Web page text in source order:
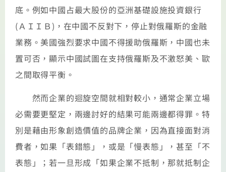
底。例如中國占最大股份的亞洲基礎設施投資銀行
(ＡＩＩＢ)，在中國不反對下，停止對俄羅斯的金融
業務。美國強烈要求中國不得援助俄羅斯，中國也未
置可否，顯示中國試圖在支持俄羅斯及不激怒美、歐
之間取得平衡。
然而企業的迴旋空間就相對較小，通常企業立場
必需要更堅定，兩邊討好的結果可能兩邊都得罪。特
別是藉由形象創造價值的品牌企業，因為直接面對消
費者，如果「表錯態」，或是「慢表態」，甚至「不
表態」；若一旦形成「如果企業不抵制，那就抵制企